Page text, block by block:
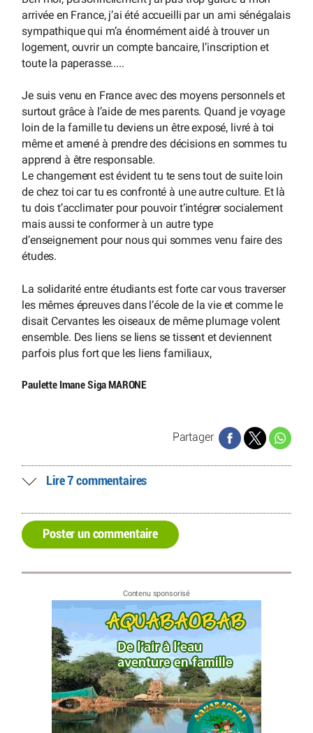
arrivée en France, j’ai été accueilli par un ami sénégalais
sympathique qui m’a énormément aidé à trouver un
logement, ouvrir un compte bancaire, l’inscription et
toute la paperasse.....
Je suis venu en France avec des moyens personnels et
surtout grâce à l’aide de mes parents. Quand je voyage
loin de la famille tu deviens un être exposé, livré à toi
même et amené à prendre des décisions en sommes tu
apprend à être responsable.
Le changement est évident tu te sens tout de suite loin
de chez toi car tu es confronté à une autre culture. Et là
tu dois t’acclimater pour pouvoir t’intégrer socialement
mais aussi te conformer à un autre type
d’enseignement pour nous qui sommes venu faire des
études.
La solidarité entre étudiants est forte car vous traverser
les mêmes épreuves dans l’école de la vie et comme le
disait Cervantes les oiseaux de même plumage volent
ensemble. Des liens se liens se tissent et deviennent
parfois plus fort que les liens familiaux,
Paulette Imane Siga MARONE
Partager
Lire 7 commentaires
Poster un commentaire